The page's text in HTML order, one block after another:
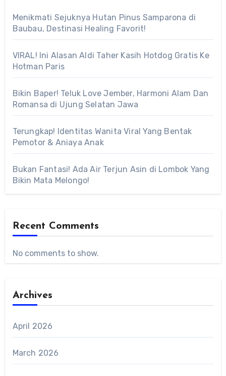
Menikmati Sejuknya Hutan Pinus Samparona di
Baubau, Destinasi Healing Favorit!
VIRAL! Ini Alasan Aldi Taher Kasih Hotdog Gratis Ke
Hotman Paris
Bikin Baper! Teluk Love Jember, Harmoni Alam Dan
Romansa di Ujung Selatan Jawa
Terungkap! Identitas Wanita Viral Yang Bentak
Pemotor & Aniaya Anak
Bukan Fantasi! Ada Air Terjun Asin di Lombok Yang
Bikin Mata Melongo!
Recent Comments
No comments to show.
Archives
April 2026
March 2026